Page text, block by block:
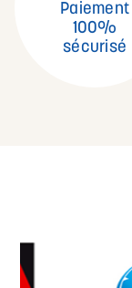
Paiement
100%
sécurisé